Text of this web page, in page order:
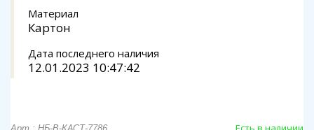
Материал
Картон
Дата последнего наличия
12.01.2023 10:47:42